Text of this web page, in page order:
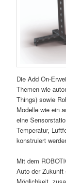
Die Add On-
Themen wie
Things) sowie
Modelle wie ein
eine
Temperatur,
konstruiert
Mit dem
Auto der Zukunft